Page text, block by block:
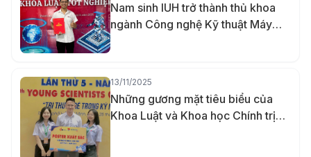
Nam sinh IUH trở thành thủ khoa
ngành Công nghệ Kỹ thuật Máy
tính nhờ khả năng ghi nhớ vượt trội
13/11/2025
Những gương mặt tiêu biểu của
Khoa Luật và Khoa học Chính trị